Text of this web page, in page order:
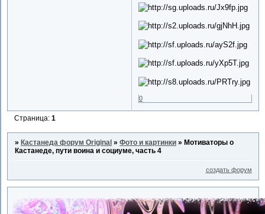
0
Страница:1
» Кастанеда форум Original »Фото и картинки » Мотиваторы о
Кастанеде, пути воина и социуме, часть 4
создать форум